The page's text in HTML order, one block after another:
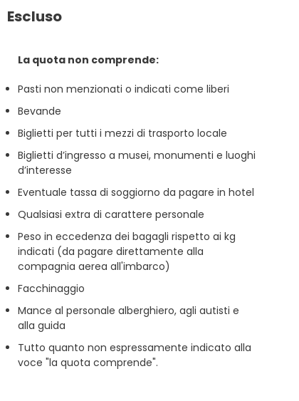
Escluso
La quota non comprende:
Pasti non menzionati o indicati come liberi
Bevande
Biglietti per tutti i mezzi di trasporto locale
Biglietti d’ingresso a musei, monumenti e luoghi
d’interesse
Eventuale tassa di soggiorno da pagare in hotel
Qualsiasi extra di carattere personale
Peso in eccedenza dei bagagli rispetto ai kg
indicati (da pagare direttamente alla
compagnia aerea all'imbarco)
Facchinaggio
Mance al personale alberghiero, agli autisti e
alla guida
Tutto quanto non espressamente indicato alla
voce "la quota comprende".